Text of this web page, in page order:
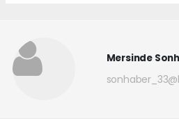
Mersinde